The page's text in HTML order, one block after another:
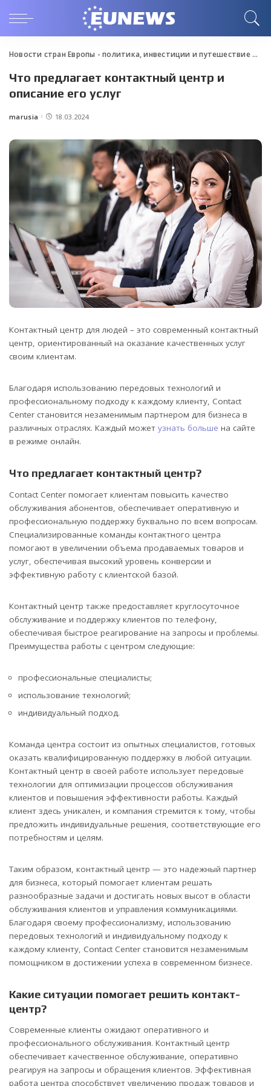
Новости стран Европы - политика, инвестиции и путешествие>
Что предлагает контактный центр и
описание его услуг
Posted
marusia 18.03.2024
Контактный центр для людей – это современный контактный
центр, ориентированный на оказание качественных услуг
своим клиентам.
Благодаря использованию передовых технологий и
профессиональному подходу к каждому клиенту, Contact
Center становится незаменимым партнером для бизнеса в
различных отраслях. Каждый может узнать больше на сайте
в режиме онлайн.
Что предлагает контактный центр?
Contact Center помогает клиентам повысить качество
обслуживания абонентов, обеспечивает оперативную и
профессиональную поддержку буквально по всем вопросам.
Специализированные команды контактного центра
помогают в увеличении объема продаваемых товаров и
услуг, обеспечивая высокий уровень конверсии и
эффективную работу с клиентской базой.
Контактный центр также предоставляет круглосуточное
обслуживание и поддержку клиентов по телефону,
обеспечивая быстрое реагирование на запросы и проблемы.
Преимущества работы с центром следующие:
профессиональные специалисты;
использование технологий;
индивидуальный подход.
Команда центра состоит из опытных специалистов, готовых
оказать квалифицированную поддержку в любой ситуации.
Контактный центр в своей работе использует передовые
технологии для оптимизации процессов обслуживания
клиентов и повышения эффективности работы. Каждый
клиент здесь уникален, и компания стремится к тому, чтобы
предложить индивидуальные решения, соответствующие его
потребностям и целям.
Таким образом, контактный центр — это надежный партнер
для бизнеса, который помогает клиентам решать
разнообразные задачи и достигать новых высот в области
обслуживания клиентов и управления коммуникациями.
Благодаря своему профессионализму, использованию
передовых технологий и индивидуальному подходу к
каждому клиенту, Contact Center становится незаменимым
помощником в достижении успеха в современном бизнесе.
Какие ситуации помогает решить контакт-
центр?
Современные клиенты ожидают оперативного и
профессионального обслуживания. Контактный центр
обеспечивает качественное обслуживание, оперативно
реагируя на запросы и обращения клиентов. Эффективная
работа центра способствует увеличению продаж товаров и